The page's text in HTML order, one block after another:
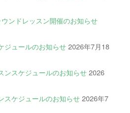
ンドレッスン開催のお知らせ
ジュールのお知らせ 2026年7月18
ンスケジュールのお知らせ 2026
スケジュールのお知らせ 2026年7